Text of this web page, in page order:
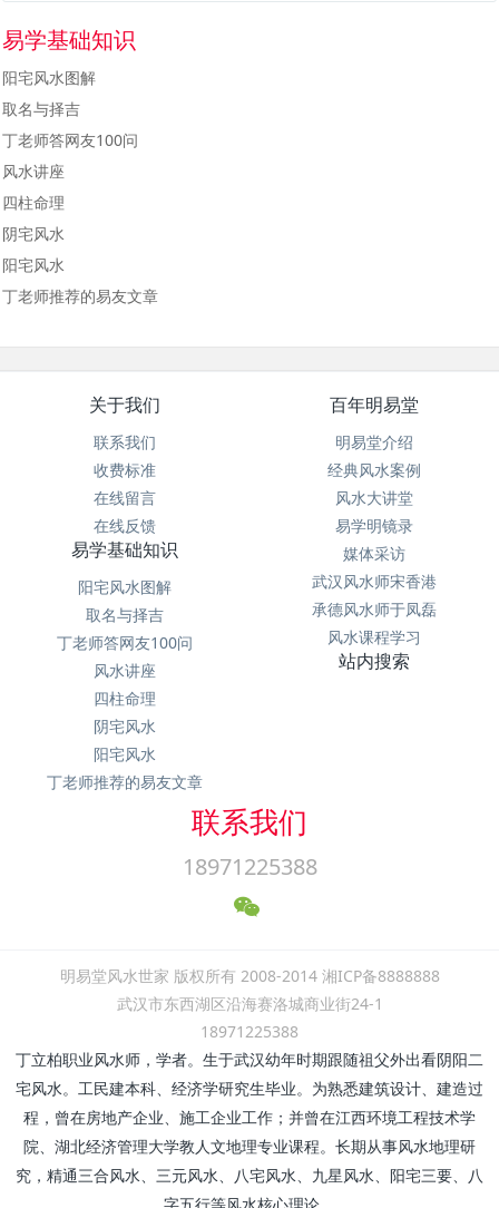
易学基础知识
阳宅风水图解
取名与择吉
丁老师答网友100问
风水讲座
四柱命理
阴宅风水
阳宅风水
丁老师推荐的易友文章
关于我们
联系我们
收费标准
在线留言
在线反馈
百年明易堂
明易堂介绍
经典风水案例
风水大讲堂
易学明镜录
媒体采访
武汉风水师宋香港
承德风水师于凤磊
风水课程学习
易学基础知识
阳宅风水图解
取名与择吉
丁老师答网友100问
风水讲座
四柱命理
阴宅风水
阳宅风水
丁老师推荐的易友文章
站内搜索
联系我们
18971225388
明易堂风水世家 版权所有 2008-2014 湘ICP备8888888
武汉市东西湖区沿海赛洛城商业街24-1
18971225388
丁立柏职业风水师，学者。生于武汉幼年时期跟随祖父外出看阴阳二
宅风水。工民建本科、经济学研究生毕业。为熟悉建筑设计、建造过
程，曾在房地产企业、施工企业工作；并曾在江西环境工程技术学
院、湖北经济管理大学教人文地理专业课程。长期从事风水地理研
究，精通三合风水、三元风水、八宅风水、九星风水、阳宅三要、八